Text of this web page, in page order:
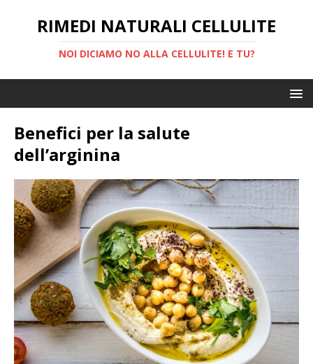
RIMEDI NATURALI CELLULITE
NOI DICIAMO NO ALLA CELLULITE! E TU?
Benefici per la salute
dell’arginina